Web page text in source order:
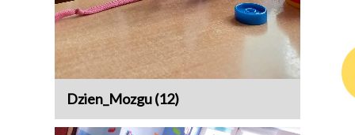
Dzien_Mozgu (12)